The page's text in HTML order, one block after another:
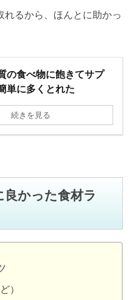
るから、ほんとに助かっ
の食べ物に飽きてサプ
単に多くとれた
続きを見る
かった食材ラ
）